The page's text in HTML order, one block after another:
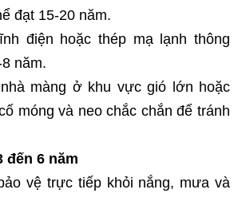
đạt 15-20 năm.
điện hoặc thép mạ lạnh thông
năm.
màng ở khu vực gió lớn hoặc
móng và neo chắc chắn để tránh
đến 6 năm
vệ trực tiếp khỏi nắng, mưa và